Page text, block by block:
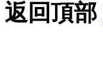
返回頂部